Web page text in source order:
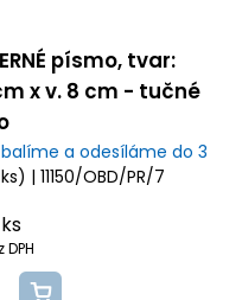
písmo, tvar:
x v. 8 cm - tučné
a odesíláme do 3
| 11150/OBD/PR/7
DPH